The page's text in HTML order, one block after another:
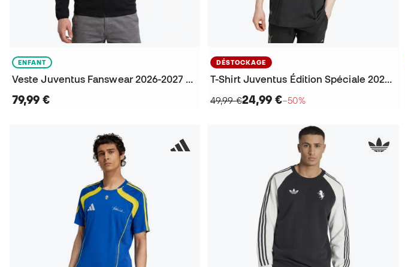
ENFANT
Veste Juventus Fanswear 2026-2027 Niño
79,99 €
DÉSTOCKAGE
T-Shirt Juventus Édition Spéciale 2024-2025
49,99 €24,99 €−50%